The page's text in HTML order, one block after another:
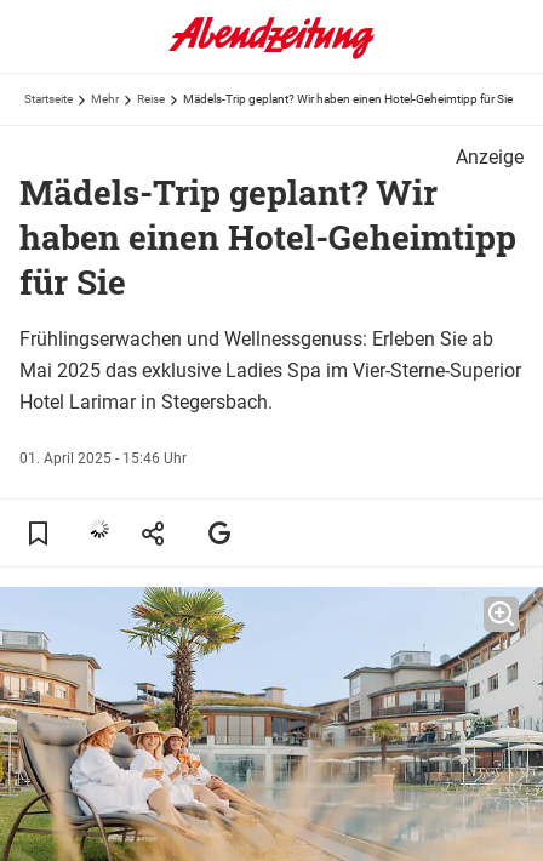
Startseite Mehr Reise Mädels-Trip geplant? Wir haben einen Hotel-Geheimtipp für Sie
Anzeige
Mädels-Trip geplant? Wir
haben einen Hotel-Geheimtipp
für Sie
Frühlingserwachen und Wellnessgenuss: Erleben Sie ab
Mai 2025 das exklusive Ladies Spa im Vier-Sterne-Superior
Hotel Larimar in Stegersbach.
01. April 2025 - 15:46 Uhr